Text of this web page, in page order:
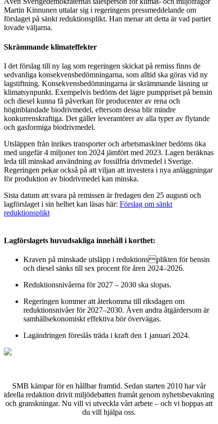
Martin Kinnunen uttalar sig i regeringens pressmeddelande om
förslaget på sänkt reduktionsplikt. Han menar att detta är vad partiet
lovade väljarna.
Skrämmande klimateffekter
I det förslag till ny lag som regeringen skickat på remiss finns de
sedvanliga konsekvensbedömningarna, som alltid ska göras vid ny
lagstiftning. Konsekvensbedömningarna är skrämmande läsning ur
klimatsynpunkt. Exempelvis bedöms det lägre pumppriset på bensin
och diesel kunna få påverkan för producenter av rena och
höginblandade biodrivmedel, eftersom dessa blir mindre
konkurrenskraftiga. Det gäller leverantörer av alla typer av flytande
och gasformiga biodrivmedel.
Utsläppen från inrikes transporter och arbetsmaskiner bedöms öka
med ungefär 4 miljoner ton 2024 jämfört med 2023. Lagen beräknas
leda till minskad användning av fossilfria drivmedel i Sverige.
Regeringen pekar också på att viljan att investera i nya anläggningar
för produktion av biodrivmedel kan minska.
Sista datum att svara på remissen är fredagen den 25 augusti och
lagförslaget i sin helhet kan läsas här: Förslag om sänkt
reduktionsplikt
Lagförslagets huvudsakliga innehåll i korthet:
Kraven på minskade utsläpp i reduktionsplikten för bensin
och diesel sänks till sex procent för åren 2024–2026.
Reduktionsnivåerna för 2027 – 2030 ska slopas.
Regeringen kommer att återkomma till riksdagen om
reduktionsnivåer för 2027–2030. Även andra åtgärdersom är
samhällsekonomiskt effektiva bör övervägas.
Lagändringen föreslås träda i kraft den 1 januari 2024.
SMB kämpar för en hållbar framtid. Sedan starten 2010 har vår
ideella redaktion drivit miljödebatten framåt genom nyhetsbevakning
och granskningar. Nu vill vi utveckla vårt arbete – och vi hoppas att
du vill hjälpa oss.